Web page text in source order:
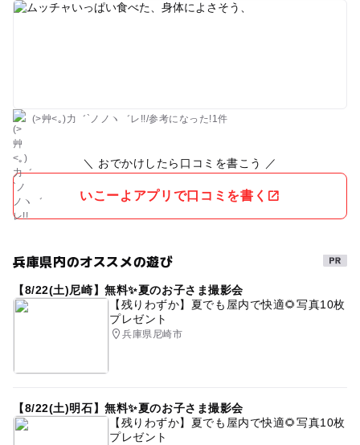
(>艸<｡)力゛`ノノヽ゛レ!!/参考に なった!1件
＼ おでかけしたら口コミを書こう ／
いこーよアプリで口コミを書く
兵庫県内のオススメの遊び
【8/22(土)尼崎】無料✨夏のお子さま撮影会
【残りわずか】夏でも屋内で快適🌻写真10枚
プレゼント
兵庫県尼崎市
【8/22(土)明石】無料✨夏のお子さま撮影会
【残りわずか】夏でも屋内で快適🌻写真10枚
プレゼント